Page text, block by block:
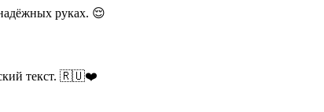
руках. 😌
текст. 🇷🇺❤️